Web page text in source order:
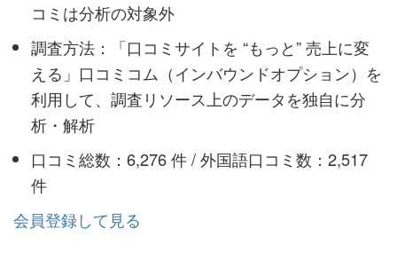
コミは分析の対象外
調査方法：「口コミサイトを “もっと” 売上に変
える」口コミコム（インバウンドオプション）を
利用して、調査リソース上のデータを独自に分
析・解析
口コミ総数：6,276 件 / 外国語口コミ数：2,517
件
会員登録して見る